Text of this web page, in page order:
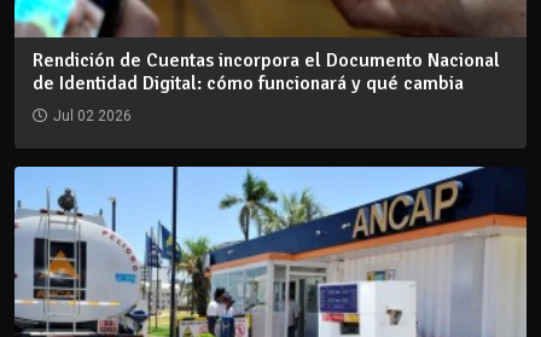
Rendición de Cuentas incorpora el Documento Nacional
de Identidad Digital: cómo funcionará y qué cambia
Jul 02 2026